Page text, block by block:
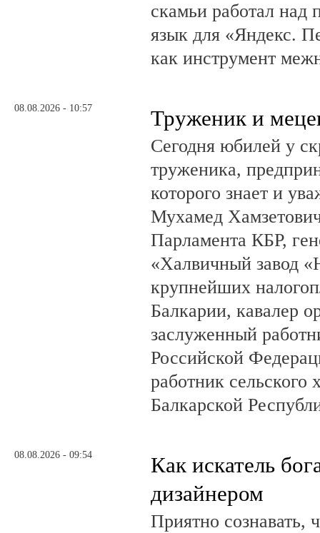
скамьи работал над
язык для «Яндекс.
как инструмент
08.08.2026 - 10:57 Труженик и
Сегодня юбилей у
труженика,
которого знает и
Мухамед
Парламента КБР,
«Халвичный завод
крупнейших
Балкарии, кавалер
заслуженный
Российской
работник сельского
Балкарской
08.08.2026 - 09:54
Как искатель
дизайнером
Приятно сознавать,